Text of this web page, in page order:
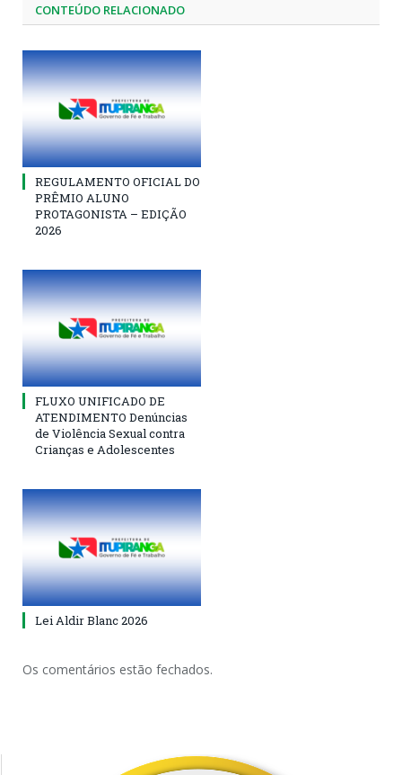
CONTEÚDO RELACIONADO
REGULAMENTO OFICIAL DO
PRÊMIO ALUNO
PROTAGONISTA – EDIÇÃO
2026
FLUXO UNIFICADO DE
ATENDIMENTO Denúncias
de Violência Sexual contra
Crianças e Adolescentes
Lei Aldir Blanc 2026
Os comentários estão fechados.